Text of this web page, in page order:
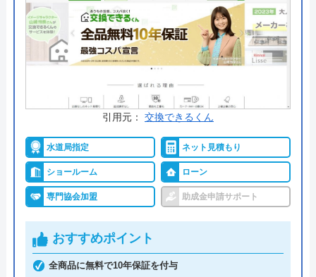
料金詳細を見る
今すぐ電話で相談する
0120-555-538
Mavericks の基本情報
運営会社 株式会社Mavericks
代表者 平見健二
本社所在地
〒580-0014
大阪府松原市岡2-4-22
引用元： 交換できるくん
水道局指定 ネット見積もり
ショールーム ローン
専門協会加盟 助成金申請サポート
おすすめポイント
全商品に無料で10年保証を付与